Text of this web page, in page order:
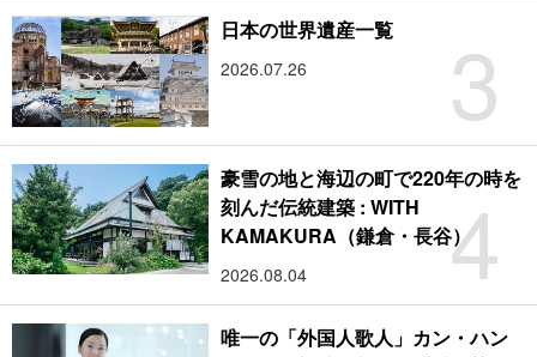
3
日本の世界遺産一覧
2026.07.26
4
豪雪の地と海辺の町で220年の時を
刻んだ伝統建築 : WITH
KAMAKURA（鎌倉・長谷）
2026.08.04
唯一の「外国人歌人」カン・ハン